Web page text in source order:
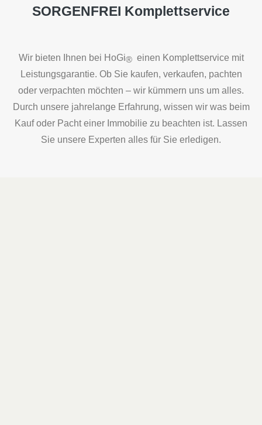
SORGENFREI Komplettservice
Wir bieten Ihnen bei HoGi®einen Komplettservice mit
Leistungsgarantie. Ob Sie kaufen, verkaufen, pachten
oder verpachten möchten – wir kümmern uns um alles.
Durch unsere jahrelange Erfahrung, wissen wir was beim
Kauf oder Pacht einer Immobilie zu beachten ist. Lassen
Sie unsere Experten alles für Sie erledigen.